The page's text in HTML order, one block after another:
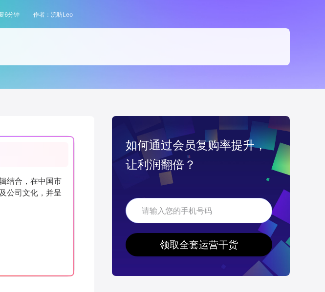
6分钟 作者： 浣昉Leo
结合，在中国市
公司文化，并呈
如何通过会员复购率提升，
让利润翻倍？
领取全套运营干货